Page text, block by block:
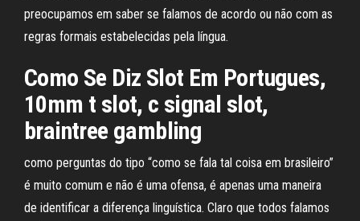
preocupamos em saber se falamos de acordo ou não com as
regras formais estabelecidas pela língua.
Como Se Diz Slot Em Portugues,
10mm t slot, c signal slot,
braintree gambling
como perguntas do tipo “como se fala tal coisa em brasileiro”
é muito comum e não é uma ofensa, é apenas uma maneira
de identificar a diferença linguística. Claro que todos falamos